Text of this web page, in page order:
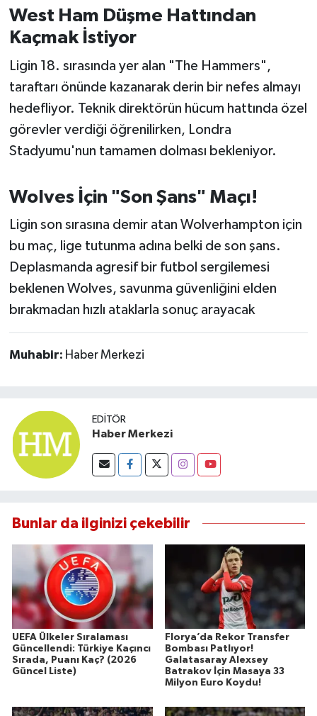
West Ham Düşme Hattından
Kaçmak İstiyor
Ligin 18. sırasında yer alan "The Hammers",
taraftarı önünde kazanarak derin bir nefes almayı
hedefliyor. Teknik direktörün hücum hattında özel
görevler verdiği öğrenilirken, Londra
Stadyumu'nun tamamen dolması bekleniyor.
Wolves İçin "Son Şans" Maçı!
Ligin son sırasına demir atan Wolverhampton için
bu maç, lige tutunma adına belki de son şans.
Deplasmanda agresif bir futbol sergilemesi
beklenen Wolves, savunma güvenliğini elden
bırakmadan hızlı ataklarla sonuç arayacak
Muhabir: Haber Merkezi
EDITÖR
Haber Merkezi
Bunlar da ilginizi çekebilir
UEFA Ülkeler Sıralaması
Güncellendi: Türkiye Kaçıncı
Sırada, Puanı Kaç? (2026
Güncel Liste)
Florya’da Rekor Transfer
Bombası Patlıyor!
Galatasaray Alexsey
Batrakov İçin Masaya 33
Milyon Euro Koydu!
SPOR
Susurluk
TARİHTE BUGÜN
Trend
TÜRKİYE
VİZYONDAKİLER
YAŞAM